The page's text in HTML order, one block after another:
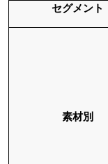
セグメント
素材別